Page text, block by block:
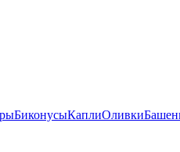
БиконусыКаплиОливки